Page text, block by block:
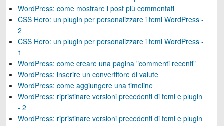
WordPress: come mostrare i post più commentati
CSS Hero: un plugin per personalizzare i temi WordPress -
2
CSS Hero: un plugin per personalizzare i temi WordPress -
1
WordPress: come creare una pagina "commenti recenti"
WordPress: inserire un convertitore di valute
WordPress: come aggiungere una timeline
WordPress: ripristinare versioni precedenti di temi e plugin
- 2
WordPress: ripristinare versioni precedenti di temi e plugin